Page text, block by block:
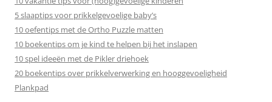
5 slaaptips voor prikkelgevoelige baby’s
10 oefentips met de Ortho Puzzle matten
10 boekentips om je kind te helpen bij het inslapen
10 spel ideeën met de Pikler driehoek
20 boekentips over prikkelverwerking en hooggevoeligheid
Plankpad